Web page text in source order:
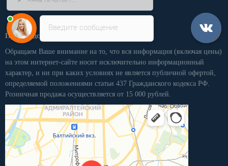
Производственная компания «ПКММ»
Обращаем Ваше внимание на то, что вся информация (включая цены)
на этом интернет-сайте носит исключительно информационный
характер, и ни при каких условиях не является публичной офертой,
определяемой положениями статьи 437 Гражданского кодекса РФ.
Розничная продажа осуществляется от 15 000 рублей.
Введите сообщение